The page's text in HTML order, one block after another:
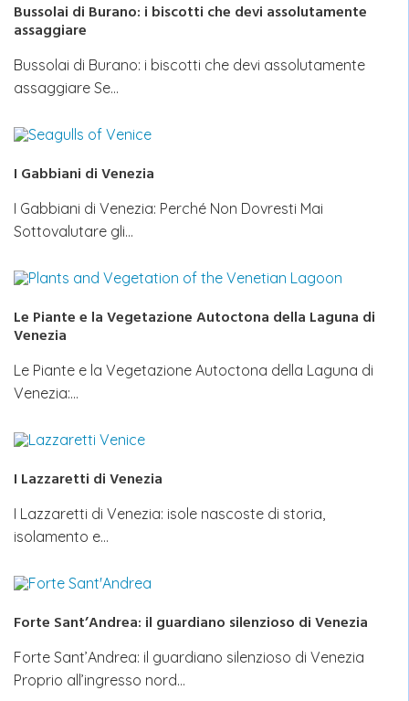
Bussolai di Burano: i biscotti che devi assolutamente
assaggiare
Bussolai di Burano: i biscotti che devi assolutamente
assaggiare Se…
I Gabbiani di Venezia
I Gabbiani di Venezia: Perché Non Dovresti Mai
Sottovalutare gli…
Le Piante e la Vegetazione Autoctona della Laguna di
Venezia
Le Piante e la Vegetazione Autoctona della Laguna di
Venezia:…
I Lazzaretti di Venezia
I Lazzaretti di Venezia: isole nascoste di storia,
isolamento e…
Forte Sant’Andrea: il guardiano silenzioso di Venezia
Forte Sant’Andrea: il guardiano silenzioso di Venezia
Proprio all’ingresso nord…